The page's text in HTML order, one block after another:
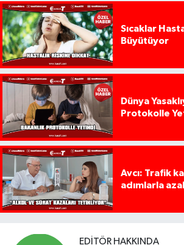
Sıcaklar
Büyütüyor
Dünya
Protokolle
Avcı: Trafik
adımlarla
EDITÖR HAKKINDA